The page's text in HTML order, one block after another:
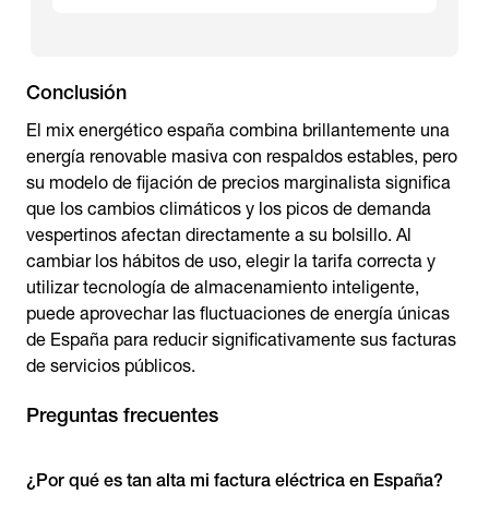
Conclusión
El mix energético españa combina brillantemente una
energía renovable masiva con respaldos estables, pero
su modelo de fijación de precios marginalista significa
que los cambios climáticos y los picos de demanda
vespertinos afectan directamente a su bolsillo. Al
cambiar los hábitos de uso, elegir la tarifa correcta y
utilizar tecnología de almacenamiento inteligente,
puede aprovechar las fluctuaciones de energía únicas
de España para reducir significativamente sus facturas
de servicios públicos.
Preguntas frecuentes
¿Por qué es tan alta mi factura eléctrica en España?